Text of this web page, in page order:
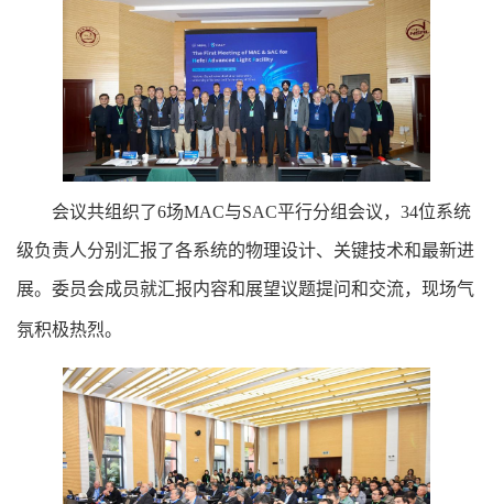
会议共组织了6场MAC与SAC平行分组会议， 34位系统
级负责人分别汇报了各系统的物理设计、关键技术和最新进
展。委员会成员就汇报内容和展望议题提问和交流，现场气
氛积极热烈。